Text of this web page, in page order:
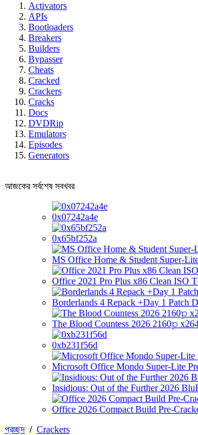
Activators
APIs
Bootloaders
Breakers
Builders
Bypasser
Cheats
Cracked
Crackers
Cracks
Docs
DVDRip
Emulators
Episodes
Generators
আজকের সর্বশেষ সবখবর
0x07242a4e
0x65bf252a
MS Office Home & Student Super-
Office 2021 Pro Plus x86 Clean ISO
Borderlands 4 Repack +Day 1 Patch
The Blood Countess 2026 2160𝚙
0xb231f56d
Microsoft Office Mondo Super-Lite
Insidious: Out of the Further 2026
Office 2026 Compact Build Pre-
প্রচ্ছদ / Crackers